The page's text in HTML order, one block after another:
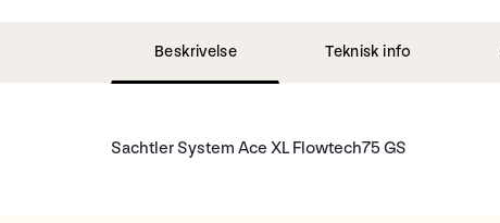
Beskrivelse Teknisk info
Sachtler System Ace XL Flowtech75 GS